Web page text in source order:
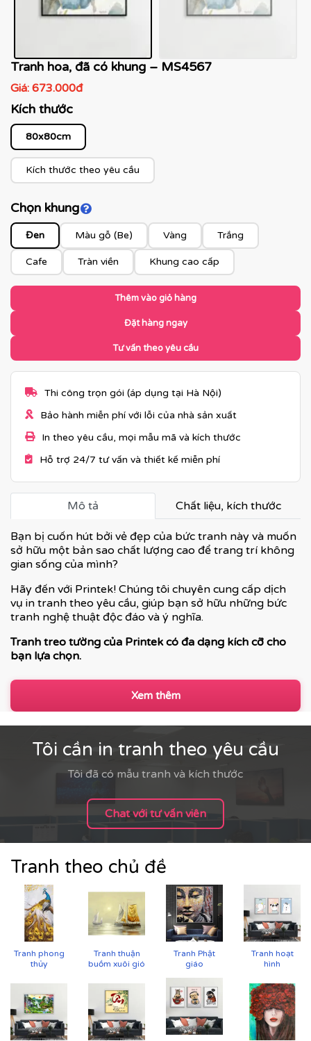
Tranh hoa, đã có khung – MS4567
Giá: 673.000đ
Kích thước
80x80cm
Kích thước theo yêu cầu
Chọn khungClick để xem màu khung
Đen Màu gỗ (Be) Vàng Trắng
Cafe Tràn viền Khung cao cấp
Thêm vào giỏ hàng
Đặt hàng ngay
Tư vấn theo yêu cầu
Thi công trọn gói (áp dụng tại Hà Nội)
Bảo hành miễn phí với lỗi của nhà sản xuất
In theo yêu cầu, mọi mẫu mã và kích thước
Hỗ trợ 24/7 tư vấn và thiết kế miễn phí
Mô tả Chất liệu, kích thước
Bạn bị cuốn hút bởi vẻ đẹp của bức tranh này và muốn
sở hữu một bản sao chất lượng cao để trang trí không
gian sống của mình?
Hãy đến với Printek! Chúng tôi chuyên cung cấp dịch
vụ in tranh theo yêu cầu, giúp bạn sở hữu những bức
tranh nghệ thuật độc đáo và ý nghĩa.
Tranh treo tường của Printek có đa dạng kích cỡ cho
bạn lựa chọn.
Xem thêm
Tôi cần in tranh theo yêu cầu
Tôi đã có mẫu tranh và kích thước
Chat với tư vấn viên
Tranh theo chủ đề
Tranh phong
thủy
Tranh thuận
buồm xuôi gió
Tranh Phật
giáo
Tranh hoạt
hình